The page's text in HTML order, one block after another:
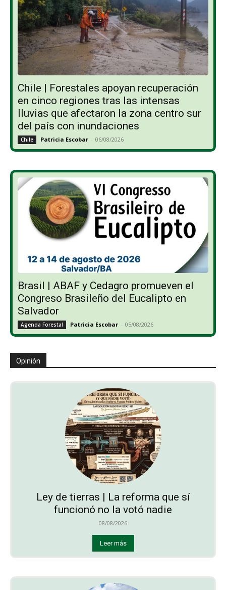
Chile | Forestales apoyan recuperación
en cinco regiones tras las intensas
lluvias que afectaron la zona centro sur
del país con inundaciones
Chile Patricia Escobar - 06/08/2026
Brasil | ABAF y Cedagro promueven el
Congreso Brasileño del Eucalipto en
Salvador
Agenda Forestal Patricia Escobar - 05/08/2026
Opinión
Ley de tierras | La reforma que sí
funcionó no la votó nadie
08/08/2026
Leer más